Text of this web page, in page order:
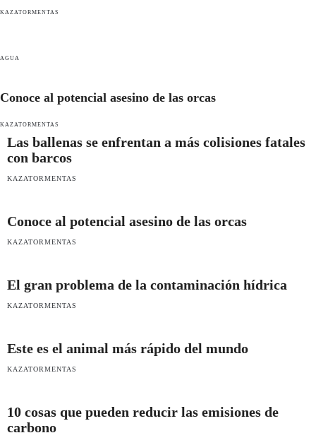
KAZATORMENTAS
AGUA
Conoce al potencial asesino de las orcas
KAZATORMENTAS
Las ballenas se enfrentan a más colisiones fatales
con barcos
KAZATORMENTAS
Conoce al potencial asesino de las orcas
KAZATORMENTAS
El gran problema de la contaminación hídrica
KAZATORMENTAS
Este es el animal más rápido del mundo
KAZATORMENTAS
10 cosas que pueden reducir las emisiones de
carbono